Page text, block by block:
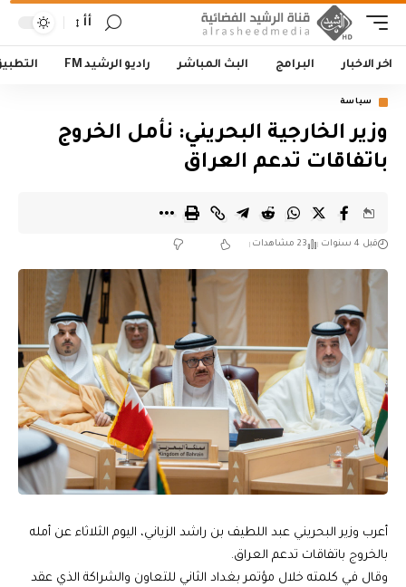
أأ
اخر الاخبار البرامج البث المباشر راديو الرشيد FM
سياسة
وزير الخارجية البحريني: نأمل الخروج
باتفاقات تدعم العراق
قبل 4 سنوات 23 مشاهدات
أعرب وزير البحريني عبد اللطيف بن راشد الزياني، اليوم الثلاثاء عن أمله
بالخروج باتفاقات تدعم العراق.
وقال في كلمته خلال مؤتمر بغداد الثاني للتعاون والشراكة الذي عقد